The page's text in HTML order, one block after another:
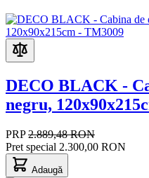
DECO BLACK -
negru,
PRP 2.889,48 RON
Pret special 2.300,00 RON
Adaugă